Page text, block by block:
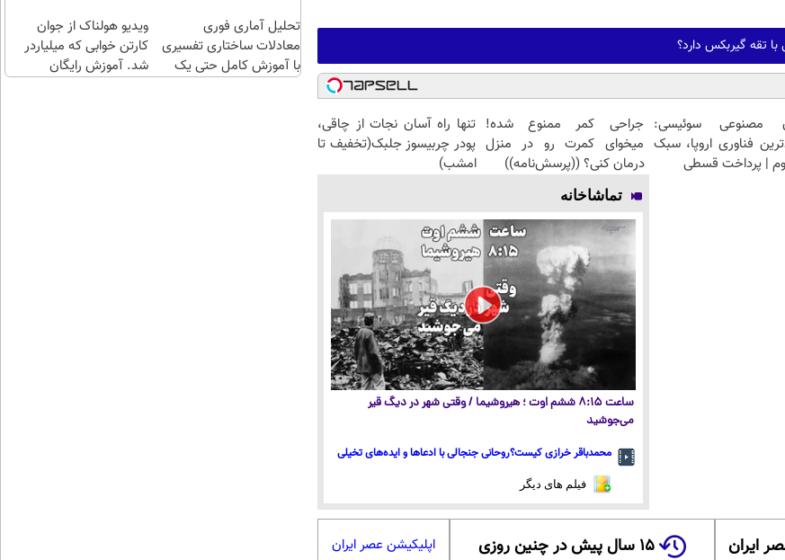
تقه گیربکس دارد؟
مصنوعی سوئیسی:
فناوری اروپا، سبک
| پرداخت قسطی
جراحی کمر ممنوع شده!
میخوای کمرت رو در منزل
درمان کنی؟ ((پرسش‌نامه))
تنها راه آسان نجات از چاقی،
پودر چربیسوز جلبک(تخفیف تا
امشب)
تماشاخانه
ساعت ۸:۱۵ ششم اوت ؛ هیروشیما / وقتی شهر در دیگ قیر
می‌جوشید
محمدباقر خرازی کیست؟روحانی جنجالی با ادعاها و ایده‌های تخیلی
فیلم های دیگر
ایران ۱۵ سال پیش در چنین روزی اپلیکیشن عصر ایران
چند
کلیک)
تحلیل آماری فوری
معادلات ساختاری تفسیری
با آموزش کامل حتی یک
ویدیو هولناک از جوان
کارتن خوابی که میلیاردر
شد. آموزش رایگان